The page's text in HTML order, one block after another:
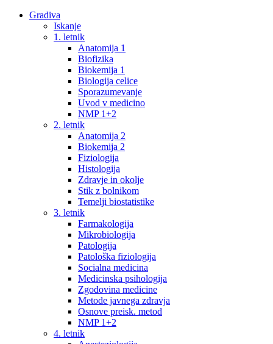
Gradiva
Iskanje
1. letnik
Anatomija 1
Biofizika
Biokemija 1
Biologija celice
Sporazumevanje
Uvod v medicino
NMP 1+2
2. letnik
Anatomija 2
Biokemija 2
Fiziologija
Histologija
Zdravje in okolje
Stik z bolnikom
Temelji biostatistike
3. letnik
Farmakologija
Mikrobiologija
Patologija
Patološka fiziologija
Socialna medicina
Medicinska psihologija
Zgodovina medicine
Metode javnega zdravja
Osnove preisk. metod
NMP 1+2
4. letnik